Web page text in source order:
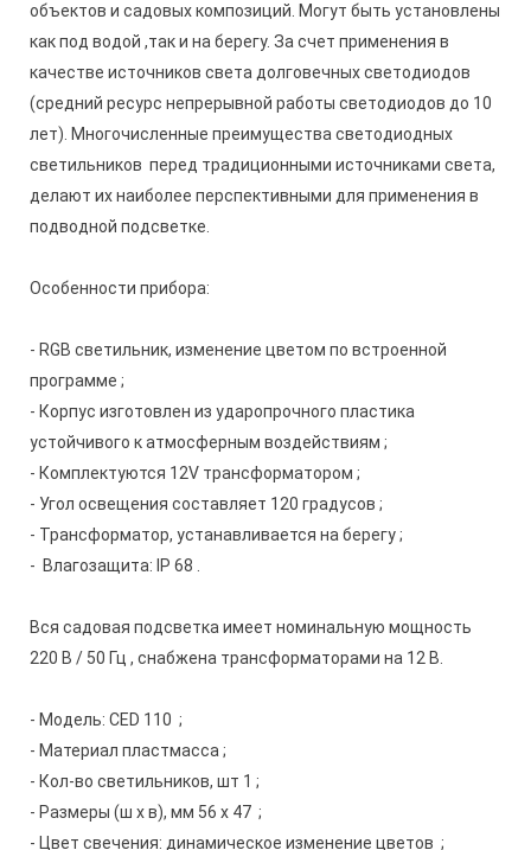
объектов и садовых композиций. Могут быть установлены
как под водой ,так и на берегу. За счет применения в
качестве источников света долговечных светодиодов
(средний ресурс непрерывной работы светодиодов до 10
лет). Многочисленные преимущества светодиодных
светильников перед традиционными источниками света,
делают их наиболее перспективными для применения в
подводной подсветке.
Особенности прибора:
- RGB светильник, изменение цветом по встроенной
программе ;
- Корпус изготовлен из ударопрочного пластика
устойчивого к атмосферным воздействиям ;
- Комплектуются 12V трансформатором ;
- Угол освещения составляет 120 градусов ;
- Трансформатор, устанавливается на берегу ;
- Влагозащита: IP 68 .
Вся садовая подсветка имеет номинальную мощность
220 В / 50 Гц , снабжена трансформаторами на 12 В.
- Модель: CED 110 ;
- Материал пластмасса ;
- Кол-во светильников, шт 1 ;
- Размеры (ш х в), мм 56 х 47 ;
- Цвет свечения: динамическое изменение цветов ;